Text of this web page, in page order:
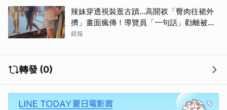
辣妹穿透視裝逛古蹟…高開衩「臀肉往裙外
擠」畫面瘋傳！導覽員「一句話」勸離被狂
讚
鏡報
轉發 (0)